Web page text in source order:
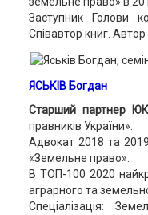
Заступник Голови
Співавтор книг. Автор
ЯСЬКІВ Богдан
Старший партнер
правників України».
Адвокат 2018 та
«Земельне право».
В ТОП-100 2020
аграрного та
Спеціалізація: